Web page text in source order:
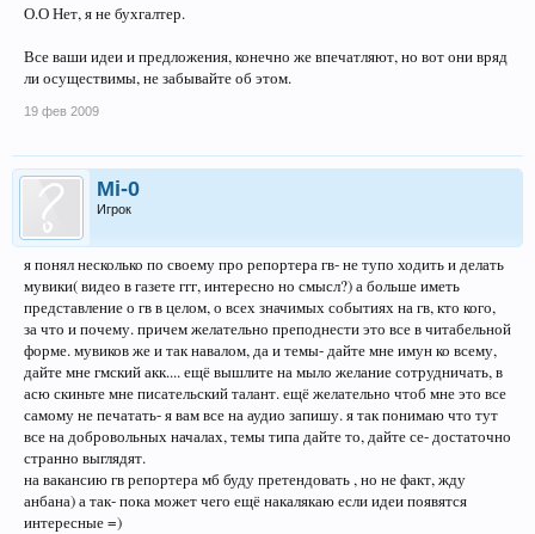
О.О Нет, я не бухгалтер.
Все ваши идеи и предложения, конечно же впечатляют, но вот они вряд
ли осуществимы, не забывайте об этом.
19 фев 2009
Mi-0
Игрок
я понял несколько по своему про репортера гв- не тупо ходить и делать
мувики( видео в газете ггг, интересно но смысл?) а больше иметь
представление о гв в целом, о всех значимых событиях на гв, кто кого,
за что и почему. причем желательно преподнести это все в читабельной
форме. мувиков же и так навалом, да и темы- дайте мне имун ко всему,
дайте мне гмский акк.... ещё вышлите на мыло желание сотрудничать, в
асю скиньте мне писательский талант. ещё желательно чтоб мне это все
самому не печатать- я вам все на аудио запишу. я так понимаю что тут
все на добровольных началах, темы типа дайте то, дайте се- достаточно
странно выглядят.
на вакансию гв репортера мб буду претендовать , но не факт, жду
анбана) а так- пока может чего ещё накалякаю если идеи появятся
интересные =)